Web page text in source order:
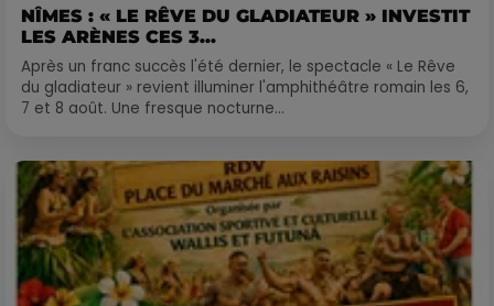
NÎMES : « LE RÊVE DU GLADIATEUR » INVESTIT
LES ARÈNES CES 3...
Après un franc succès l'été dernier, le spectacle « Le Rêve
du gladiateur » revient illuminer l'amphithéâtre romain les 6,
7 et 8 août. Une fresque nocturne...